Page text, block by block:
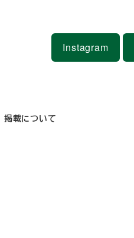
Instagram
掲載について